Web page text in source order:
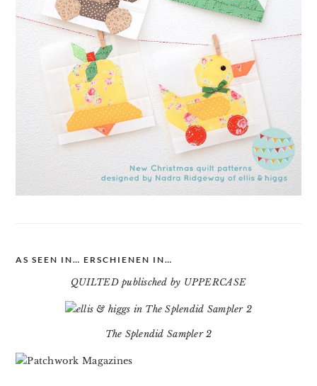
AS SEEN IN… ERSCHIENEN IN…
QUILTED publisched by UPPERCASE
The Splendid Sampler 2